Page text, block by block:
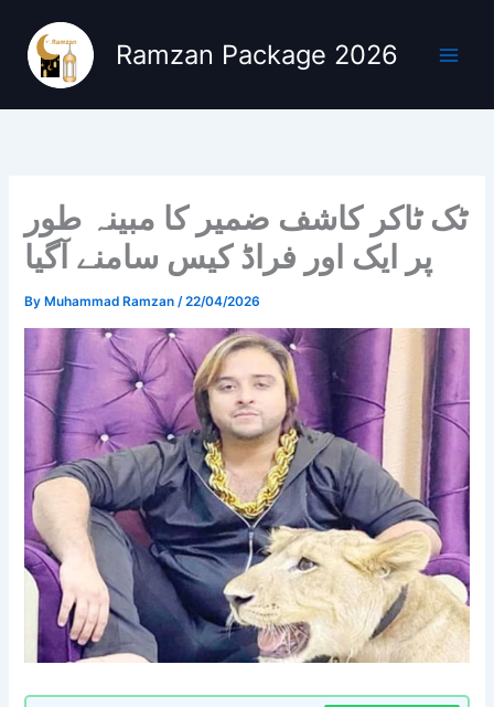
content
Ramzan Package 2026
ٹک ٹاکر کاشف ضمیر کا مبینہ طور
پر ایک اور فراڈ کیس سامنے آگیا
By Muhammad Ramzan/22/04/2026